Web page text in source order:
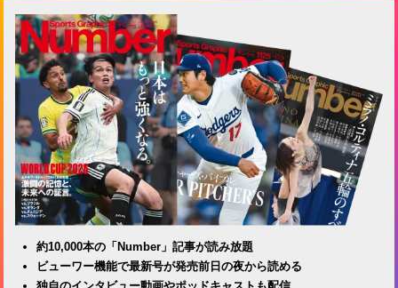
約10,000本の「Number」記事が読み放題
ビューワー機能で最新号が発売前日の夜から読める